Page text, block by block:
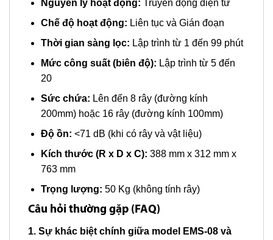
Nguyên lý hoạt động: Truyền động điện từ
Chế độ hoạt động: Liên tục và Gián đoạn
Thời gian sàng lọc: Lập trình từ 1 đến 99 phút
Mức công suất (biên độ): Lập trình từ 5 đến
20
Sức chứa: Lên đến 8 rây (đường kính
200mm) hoặc 16 rây (đường kính 100mm)
Độ ồn: <71 dB (khi có rây và vật liệu)
Kích thước (R x D x C): 388 mm x 312 mm x
763 mm
Trọng lượng: 50 Kg (không tính rây)
Câu hỏi thường gặp (FAQ)
1. Sự khác biệt chính giữa model EMS-08 và